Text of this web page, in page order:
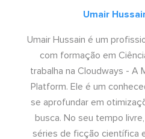
Umair
Umair Hussain é um
com formação em
trabalha na Cloudways - A
Platform. Ele é um
se aprofundar em
busca. No seu tempo
séries de ficção científica